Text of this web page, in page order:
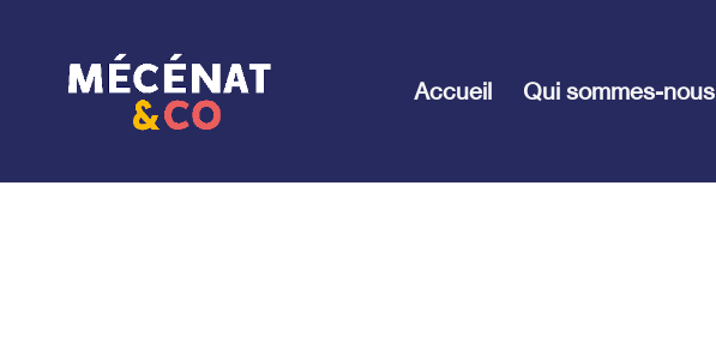
Accueil Qui sommes-nous